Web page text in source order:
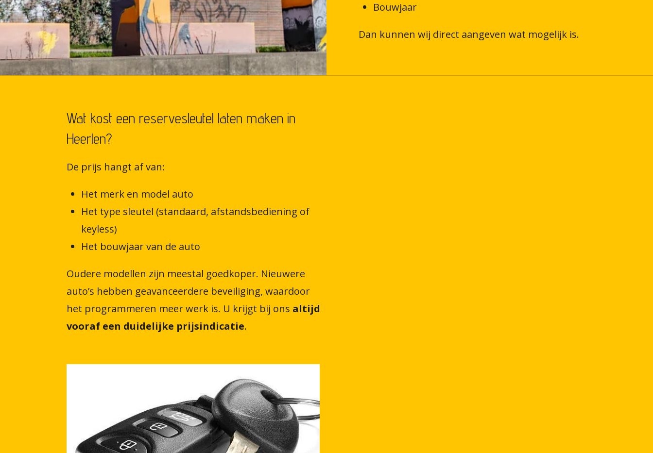
Bouwjaar
Dan kunnen wij direct aangeven wat mogelijk is.
Wat kost een reservesleutel laten maken in
Heerlen?
De prijs hangt af van:
Het merk en model auto
Het type sleutel (standaard, afstandsbediening of
keyless)
Het bouwjaar van de auto
Oudere modellen zijn meestal goedkoper. Nieuwere
auto’s hebben geavanceerdere beveiliging, waardoor
het programmeren meer werk is. U krijgt bij ons altijd
vooraf een duidelijke prijsindicatie.